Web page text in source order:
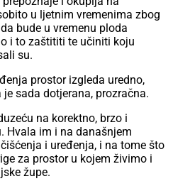
u ljetnim vremenima zbog
bude u vremenu ploda
i to zaštititi te učiniti koju
su.
prostor izgleda uredno,
sada dotjerana, prozračna.
na korektno, brzo i
Hvala im i na današnjem
i uređenja, i na tome što
za prostor u kojem živimo i
župe.